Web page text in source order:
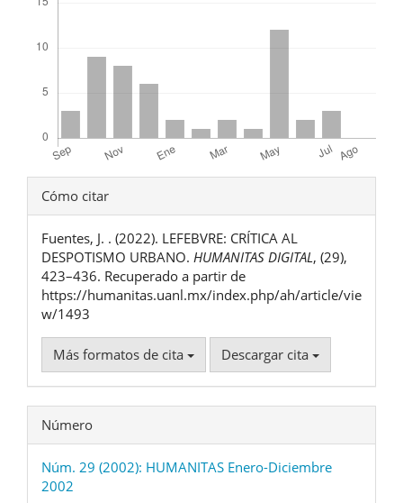
Detalles
del
artículo
Cómo citar
Fuentes, J. . (2022). LEFEBVRE: CRÍTICA AL
DESPOTISMO URBANO. HUMANITAS DIGITAL, (29),
423–436. Recuperado a partir de
https://humanitas.uanl.mx/index.php/ah/article/vie
w/1493
Más formatos de cita Descargar cita
Número
Núm. 29 (2002): HUMANITAS Enero-Diciembre
2002